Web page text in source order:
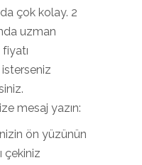
çok kolay. 2
uzman
mesaj yazın:
ön yüzünün
çekiniz